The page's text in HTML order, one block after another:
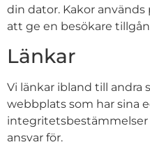
din dator. Kakor
att ge en besökare
Länkar
Vi länkar ibland till andra
webbplats som har sina
integritetsbestämmelser
ansvar för.